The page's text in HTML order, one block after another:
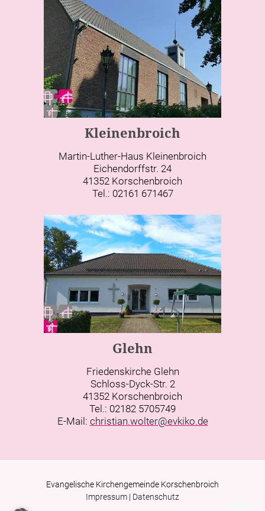
Kleinenbroich
Martin-Luther-Haus Kleinenbroich
Eichendorffstr. 24
41352 Korschenbroich
Tel.: 02161 671467
Glehn
Friedenskirche Glehn
Schloss-Dyck-Str. 2
41352 Korschenbroich
Tel.: 02182 5705749
E-Mail: christian.wolter@evkiko.de
Evangelische Kirchengemeinde Korschenbroich
Impressum | Datenschutz